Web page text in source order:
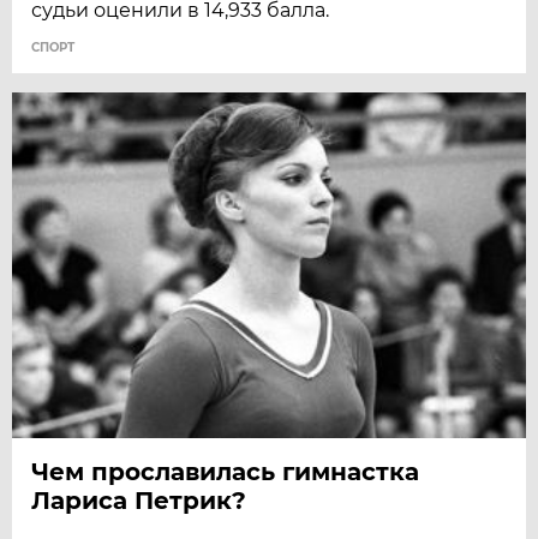
судьи оценили в 14,933 балла.
СПОРТ
Чем прославилась гимнастка
Лариса Петрик?